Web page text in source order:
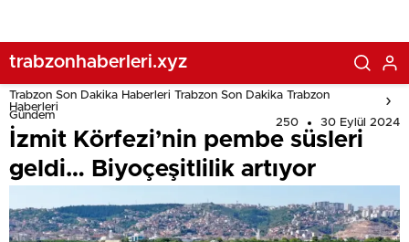
trabzonhaberleri.xyz
Trabzon Son Dakika Haberleri Trabzon Son Dakika Trabzon
Haberleri
Gündem
250 30 Eylül 2024
İzmit Körfezi’nin pembe süsleri
geldi… Biyoçeşitlilik artıyor